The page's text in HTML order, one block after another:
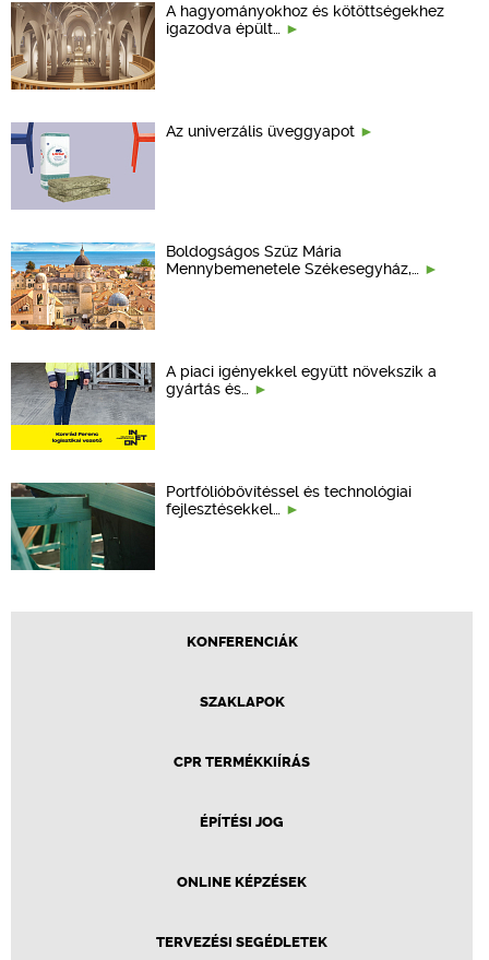
A hagyományokhoz és kötöttségekhez
igazodva épült…
Az univerzális üveggyapot
Boldogságos Szűz Mária
Mennybemenetele Székesegyház,…
A piaci igényekkel együtt növekszik a
gyártás és…
Portfólióbővítéssel és technológiai
fejlesztésekkel…
KONFERENCIÁK
SZAKLAPOK
CPR TERMÉKKIÍRÁS
ÉPÍTÉSI JOG
ONLINE KÉPZÉSEK
TERVEZÉSI SEGÉDLETEK